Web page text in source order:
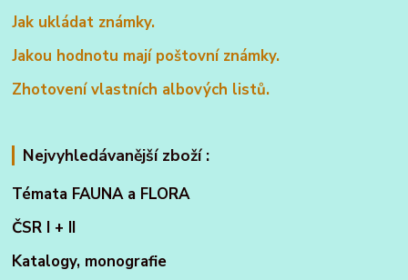
Jak ukládat známky.
Jakou hodnotu mají poštovní známky.
Zhotovení vlastních albových listů.
Nejvyhledávanější zboží :
Témata FAUNA a FLORA
ČSR I + II
Katalogy, monografie